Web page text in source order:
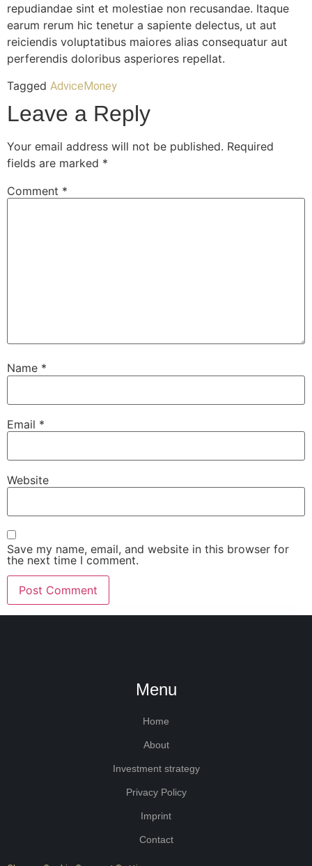
repudiandae sint et molestiae non recusandae. Itaque
earum rerum hic tenetur a sapiente delectus, ut aut
reiciendis voluptatibus maiores alias consequatur aut
perferendis doloribus asperiores repellat.
Tagged AdviceMoney
Leave a Reply
Your email address will not be published. Required
fields are marked *
Comment *
Name *
Email *
Website
Save my name, email, and website in this browser for
the next time I comment.
Menu
Home
About
Investment strategy
Privacy Policy
Imprint
Contact